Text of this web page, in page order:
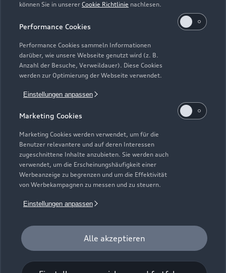
können Sie in unserer Cookie Richtlinie nachlesen.
Performance Cookies
Performance Cookies sammeln Informationen
darüber, wie unsere Webseite genutzt wird (z. B.
Anzahl der Besuche, Verweildauer). Diese Cookies
werden zur Optimierung der Webseite verwendet.
Einstellungen anpassen
Marketing Cookies
Marketing Cookies werden verwendet, um für die
Benutzer relevantere und auf deren Interessen
zugeschnittene Inhalte anzubieten. Sie werden auch
verwendet, um die Erscheinungshäufigkeit einer
Werbeanzeige zu begrenzen und um die Effektivität
von Werbekampagnen zu messen und zu steuern.
Einstellungen anpassen
Alle akzeptieren
Elektromodelle
Plug-in-Hybride
Neuwagensuche
Gebrauchtwagensuche
Geschäftskunden
Service & Zubehör
Saisonale Angebote
Audi Services
Garantie
Audi digital services
myAudi
Support
Audi Code
Häufige Fragen (FAQ)
Audi Online Beratung
Online-Terminvereinbarung
Servicekontakt
Bordbuch & Bedienungsanleitungen
Verträge kündigen
Über Audi
Unternehmen
Karriere
Investor Relations
Audi erleben
© 2026 AUDI AG. Alle Rechte vorbehalten
Impressum Rechtliches
Cookie-Richtlinie
Digital Services Act
EU Data Act